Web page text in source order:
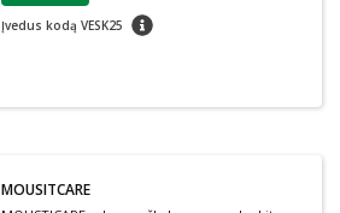
Įvedus kodą VESK25 patarimas
MOUSITCARE